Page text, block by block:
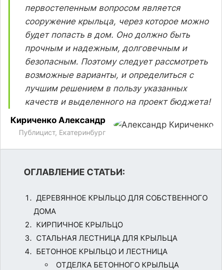
первостепенным вопросом является
сооружение крыльца, через которое можно
будет попасть в дом. Оно должно быть
прочным и надежным, долговечным и
безопасным. Поэтому следует рассмотреть
возможные варианты, и определиться с
лучшим решением в пользу указанных
качеств и выделенного на проект бюджета!
Кириченко Александр
Публицист, Екатеринбург
ОГЛАВЛЕНИЕ СТАТЬИ:
ДЕРЕВЯННОЕ КРЫЛЬЦО ДЛЯ СОБСТВЕННОГО
ДОМА
КИРПИЧНОЕ КРЫЛЬЦО
СТАЛЬНАЯ ЛЕСТНИЦА ДЛЯ КРЫЛЬЦА
БЕТОННОЕ КРЫЛЬЦО И ЛЕСТНИЦА
ОТДЕЛКА БЕТОННОГО КРЫЛЬЦА